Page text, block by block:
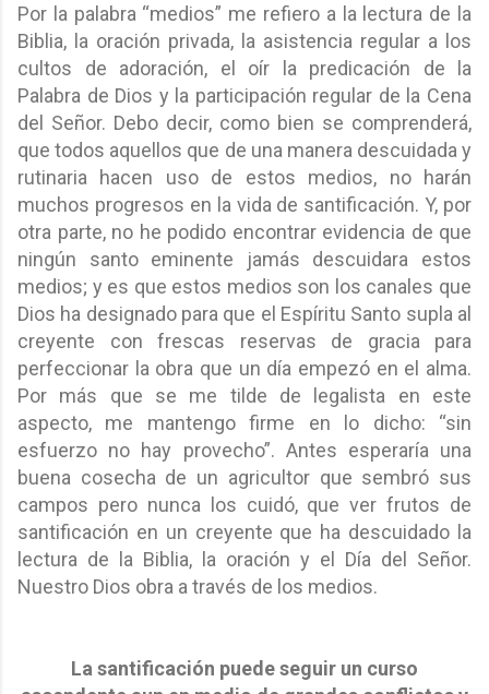
Por la palabra “medios” me refiero a la lectura de la
Biblia, la oración privada, la asistencia regular a los
cultos de adoración, el oír la predicación de la
Palabra de Dios y la participación regular de la Cena
del Señor. Debo decir, como bien se comprenderá,
que todos aquellos que de una manera descuidada y
rutinaria hacen uso de estos medios, no harán
muchos progresos en la vida de santificación. Y, por
otra parte, no he podido encontrar evidencia de que
ningún santo eminente jamás descuidara estos
medios; y es que estos medios son los canales que
Dios ha designado para que el Espíritu Santo supla al
creyente con frescas reservas de gracia para
perfeccionar la obra que un día empezó en el alma.
Por más que se me tilde de legalista en este
aspecto, me mantengo firme en lo dicho: “sin
esfuerzo no hay provecho”. Antes esperaría una
buena cosecha de un agricultor que sembró sus
campos pero nunca los cuidó, que ver frutos de
santificación en un creyente que ha descuidado la
lectura de la Biblia, la oración y el Día del Señor.
Nuestro Dios obra a través de los medios.
La santificación puede seguir un curso